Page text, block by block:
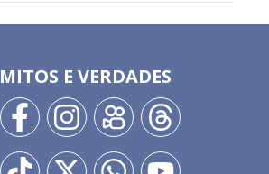
MITOS E VERDADES